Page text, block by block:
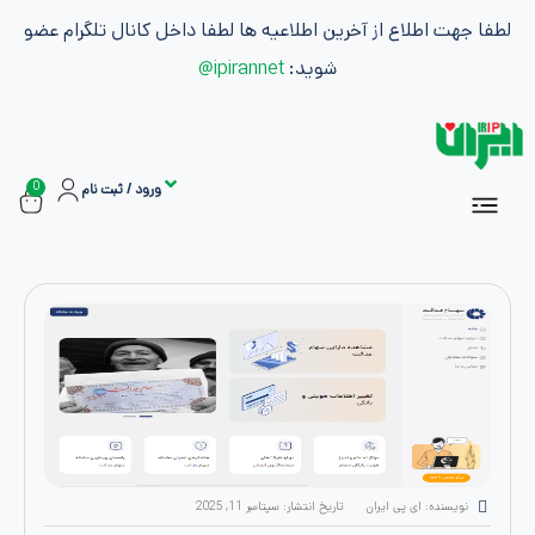
از آخرین اطلاعیه ها لطفا داخل کانال تلگرام عضو
ipirannet@
0
ای پی ایران تاریخ انتشار: سپتامبر 11, 2025